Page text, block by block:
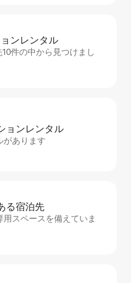
ンレ⁠ン⁠タ⁠ル
件の中から見つけまし
ョ⁠ンレ⁠ン⁠タ⁠ル
があります
る宿⁠泊⁠先
スペースを備えていま